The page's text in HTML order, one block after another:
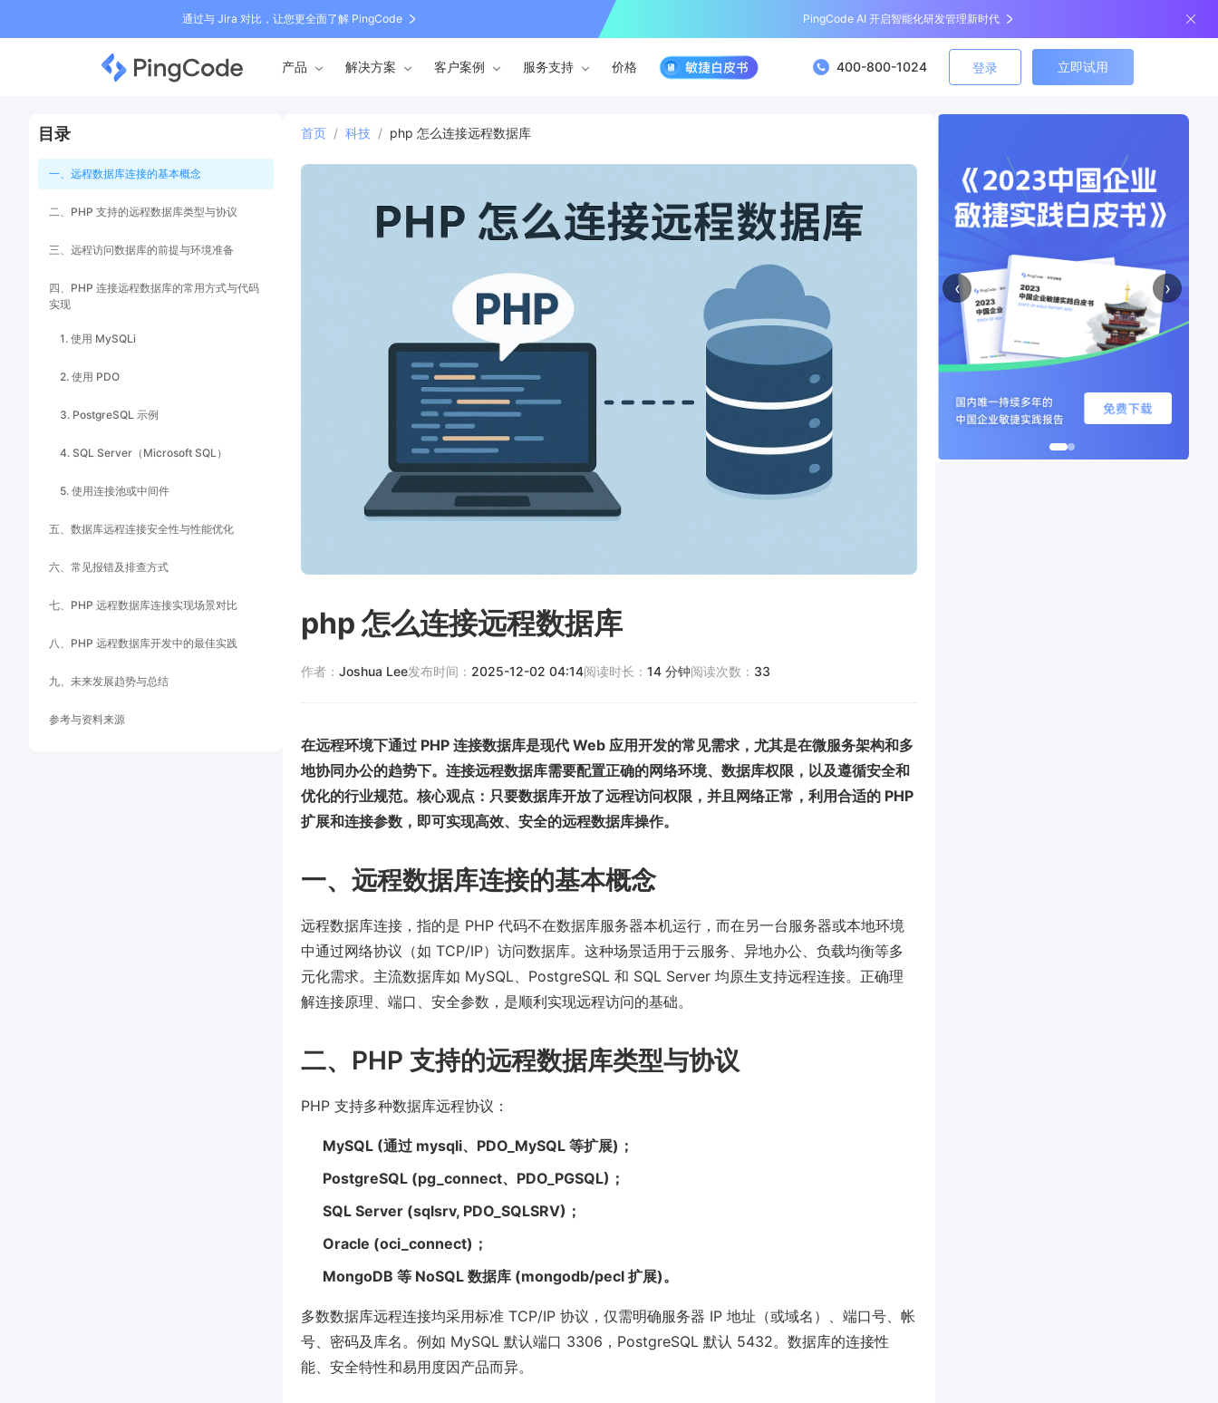
通过与 Jira 对比，让您更全面了解 PingCode PingCode AI 开启智能化研发管理新时代
产品 解决方案 客户案例 服务支持 价格 400-800-1024 登录 立即试用
目录
一、远程数据库连接的基本概念
二、PHP 支持的远程数据库类型与协议
三、远程访问数据库的前提与环境准备
四、PHP 连接远程数据库的常用方式与代码
实现
1. 使用 MySQLi
2. 使用 PDO
3. PostgreSQL 示例
4. SQL Server（Microsoft SQL）
5. 使用连接池或中间件
五、数据库远程连接安全性与性能优化
六、常见报错及排查方式
七、PHP 远程数据库连接实现场景对比
八、PHP 远程数据库开发中的最佳实践
九、未来发展趋势与总结
参考与资料来源
首页 / 科技 / php 怎么连接远程数据库
php 怎么连接远程数据库
作者： Joshua Lee发布时间： 2025-12-02 04:14阅读时长： 14 分钟阅读次数： 33
在远程环境下通过 PHP 连接数据库是现代 Web 应用开发的常见需求，尤其是在微服务架构和多
地协同办公的趋势下。连接远程数据库需要配置正确的网络环境、数据库权限，以及遵循安全和
优化的行业规范。核心观点：只要数据库开放了远程访问权限，并且网络正常，利用合适的 PHP
扩展和连接参数，即可实现高效、安全的远程数据库操作。
一、远程数据库连接的基本概念
远程数据库连接，指的是 PHP 代码不在数据库服务器本机运行，而在另一台服务器或本地环境
中通过网络协议（如 TCP/IP）访问数据库。这种场景适用于云服务、异地办公、负载均衡等多
元化需求。主流数据库如 MySQL、PostgreSQL 和 SQL Server 均原生支持远程连接。正确理
解连接原理、端口、安全参数，是顺利实现远程访问的基础。
二、PHP 支持的远程数据库类型与协议
PHP 支持多种数据库远程协议：
MySQL (通过 mysqli、PDO_MySQL 等扩展)；
PostgreSQL (pg_connect、PDO_PGSQL)；
SQL Server (sqlsrv, PDO_SQLSRV)；
Oracle (oci_connect)；
MongoDB 等 NoSQL 数据库 (mongodb/pecl 扩展)。
多数数据库远程连接均采用标准 TCP/IP 协议，仅需明确服务器 IP 地址（或域名）、端口号、帐
号、密码及库名。例如 MySQL 默认端口 3306，PostgreSQL 默认 5432。数据库的连接性
能、安全特性和易用度因产品而异。
‹ ›